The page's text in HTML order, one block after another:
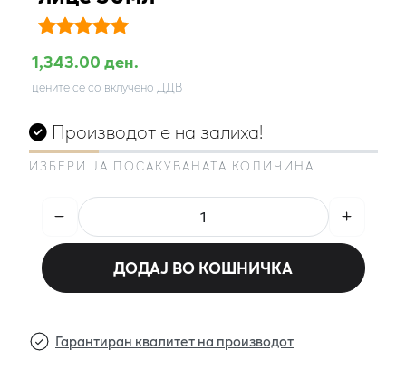
1,343.00 ден.
цените се со вклучено ДДВ
Производот е на залиха!
ИЗБЕРИ ЈА ПОСАКУВАНАТА КОЛИЧИНА
ДОДАЈ ВО КОШНИЧКА
Гарантиран квалитет на производот